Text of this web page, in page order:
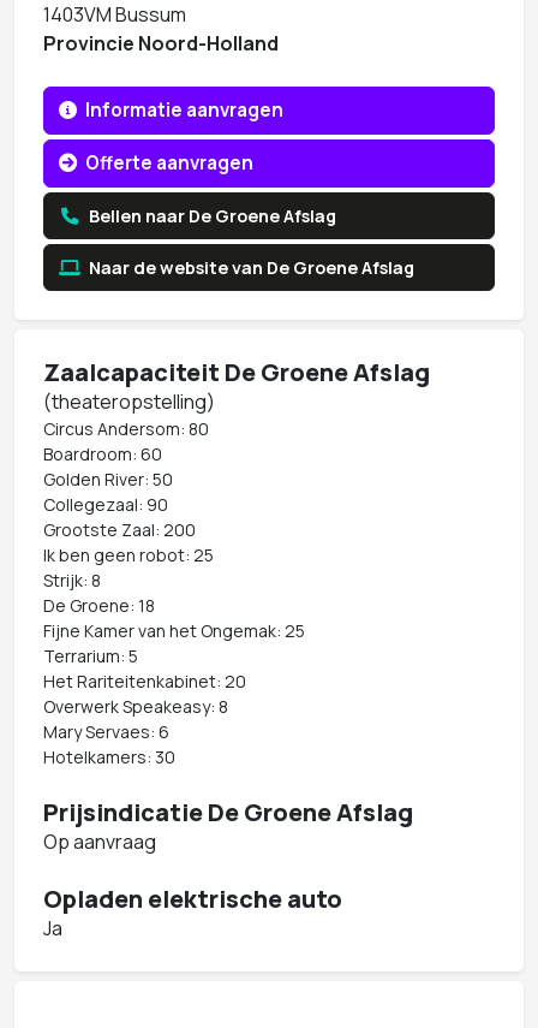
1403VM Bussum
Provincie Noord-Holland
Informatie aanvragen
Offerte aanvragen
Bellen naar De Groene Afslag
Naar de website van De Groene Afslag
Zaalcapaciteit De Groene Afslag
(theateropstelling)
Circus Andersom: 80
Boardroom: 60
Golden River: 50
Collegezaal: 90
Grootste Zaal: 200
Ik ben geen robot: 25
Strijk: 8
De Groene: 18
Fijne Kamer van het Ongemak: 25
Terrarium: 5
Het Rariteitenkabinet: 20
Overwerk Speakeasy: 8
Mary Servaes: 6
Hotelkamers: 30
Prijsindicatie De Groene Afslag
Op aanvraag
Opladen elektrische auto
Ja